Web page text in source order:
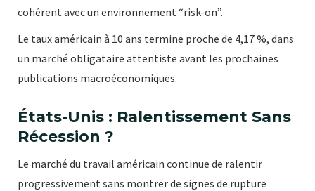
cohérent avec un environnement “risk-on”.
Le taux américain à 10 ans termine proche de 4,17 %, dans
un marché obligataire attentiste avant les prochaines
publications macroéconomiques.
États-Unis : Ralentissement Sans
Récession ?
Le marché du travail américain continue de ralentir
progressivement sans montrer de signes de rupture